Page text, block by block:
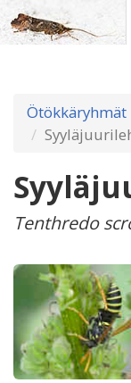
Ötökkäryhmät
Tenthredo